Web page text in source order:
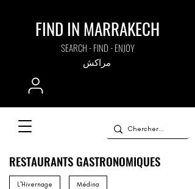
FIND IN MARRAKECH
SEARCH - FIND - ENJOY
مراكش
RESTAURANTS GASTRONOMIQUES
L'Hivernage Médina